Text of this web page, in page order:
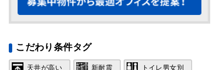
こだわり条件タグ
天井が高い 新耐震 トイレ男女別